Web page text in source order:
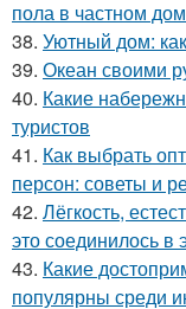
пола в частном
38. Уютный дом:
39. Океан своими
40. Какие
туристов
41. Как выбрать
персон: советы и
42. Лёгкость,
это соединилось
43. Какие
популярны среди